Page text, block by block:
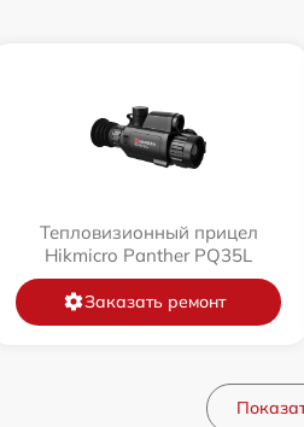
Тепловизионный прицел
Hikmicro Panther PQ35L
Заказать ремонт